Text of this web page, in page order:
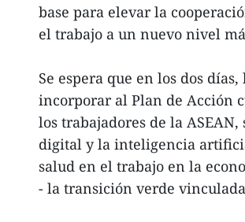
base para elevar la
el trabajo a un nuevo nivel
Se espera que en los dos
incorporar al Plan de Acción
los trabajadores de la
digital y la inteligencia
salud en el trabajo en la
- la transición verde